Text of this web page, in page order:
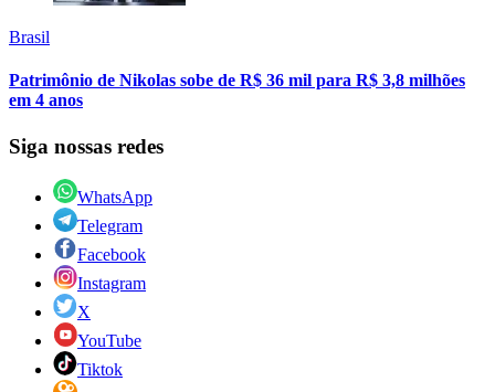
Brasil
Patrimônio de Nikolas sobe de R$ 36 mil para R$ 3,8 milhões
em 4 anos
Siga nossas redes
WhatsApp
Telegram
Facebook
Instagram
X
YouTube
Tiktok